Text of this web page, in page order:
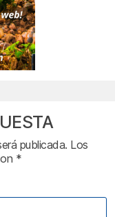
publicada. Los
*